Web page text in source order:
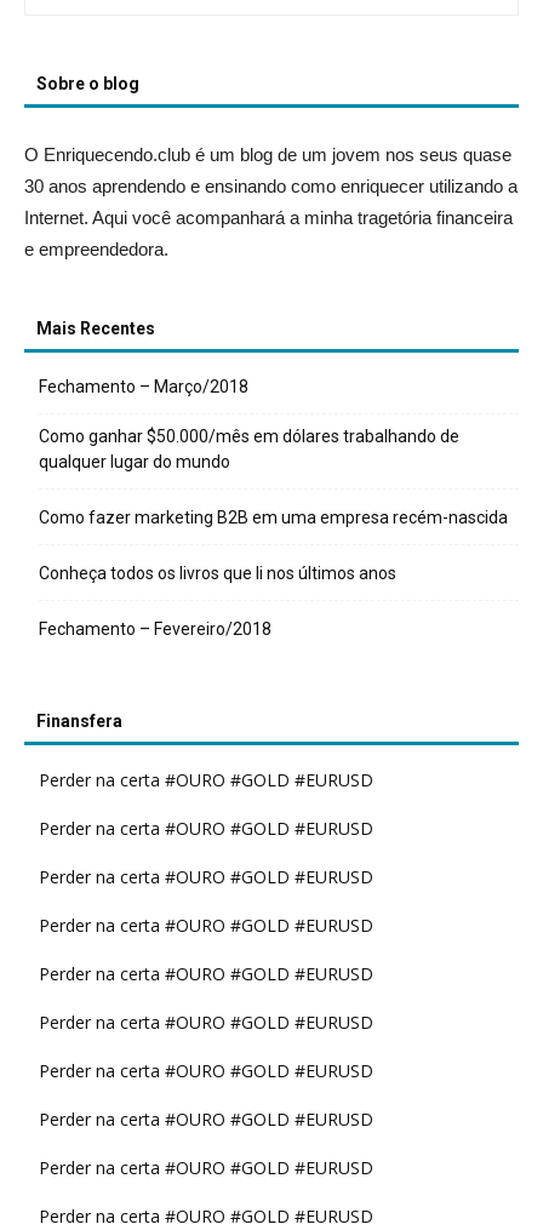
Sobre o blog
O Enriquecendo.club é um blog de um jovem nos seus quase
30 anos aprendendo e ensinando como enriquecer utilizando a
Internet. Aqui você acompanhará a minha tragetória financeira
e empreendedora.
Mais Recentes
Fechamento – Março/2018
Como ganhar $50.000/mês em dólares trabalhando de
qualquer lugar do mundo
Como fazer marketing B2B em uma empresa recém-nascida
Conheça todos os livros que li nos últimos anos
Fechamento – Fevereiro/2018
Finansfera
Perder na certa #OURO #GOLD #EURUSD
Perder na certa #OURO #GOLD #EURUSD
Perder na certa #OURO #GOLD #EURUSD
Perder na certa #OURO #GOLD #EURUSD
Perder na certa #OURO #GOLD #EURUSD
Perder na certa #OURO #GOLD #EURUSD
Perder na certa #OURO #GOLD #EURUSD
Perder na certa #OURO #GOLD #EURUSD
Perder na certa #OURO #GOLD #EURUSD
Perder na certa #OURO #GOLD #EURUSD